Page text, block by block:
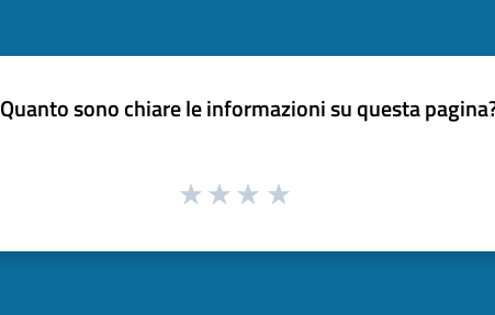
Quanto sono chiare le informazioni su questa